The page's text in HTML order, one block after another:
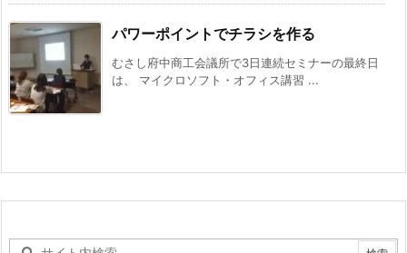
パワーポイントでチラシを作る
むさし府中商工会議所で3日連続セミナーの最終日
は、 マイクロソフト・オフィス講習 ...